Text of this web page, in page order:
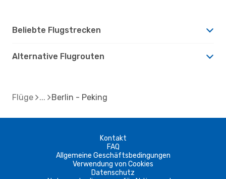
Beliebte Flugstrecken
Alternative Flugrouten
Flüge Berlin - Peking
Kontakt
FAQ
Allgemeine Geschäftsbedingungen
Verwendung von Cookies
Datenschutz